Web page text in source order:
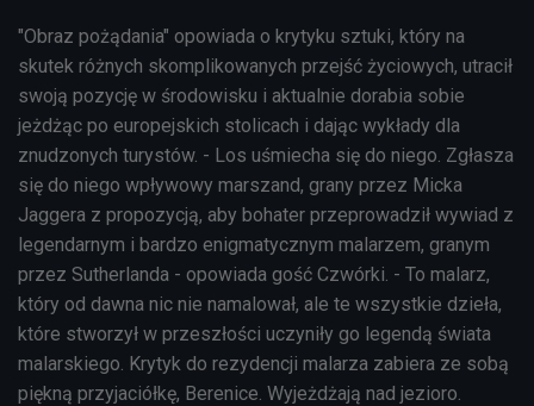
"Obraz pożądania" opowiada o krytyku sztuki, który na
skutek różnych skomplikowanych przejść życiowych, utracił
swoją pozycję w środowisku i aktualnie dorabia sobie
jeżdżąc po europejskich stolicach i dając wykłady dla
znudzonych turystów. - Los uśmiecha się do niego. Zgłasza
się do niego wpływowy marszand, grany przez Micka
Jaggera z propozycją, aby bohater przeprowadził wywiad z
legendarnym i bardzo enigmatycznym malarzem, granym
przez Sutherlanda - opowiada gość Czwórki. - To malarz,
który od dawna nic nie namalował, ale te wszystkie dzieła,
które stworzył w przeszłości uczyniły go legendą świata
malarskiego. Krytyk do rezydencji malarza zabiera ze sobą
piękną przyjaciółkę, Berenice. Wyjeżdżają nad jezioro.